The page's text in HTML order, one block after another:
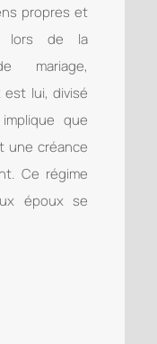
propres et
lors de la
mariage,
est lui, divisé
que
une créance
Ce régime
époux se